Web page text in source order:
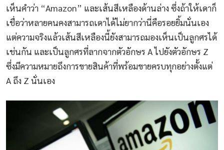
เห็นคำว่า “Amazon” และเส้นสีเหลืองด้านล่าง ซึ่งถ้าให้เดาก็
เชื่อว่าหลายคนคงสามารถเดาได้ไม่ยากว่านี่คือรอยยิ้มนั่นเอง
แต่ความจริงแล้วเส้นสีเหลืองนี้ยังสามารถมองเห็นเป็นลูกศรได้
เช่นกัน และเป็นลูกศรที่ลากจากตัวอักษร A ไปยังตัวอักษร Z
ซึ่งมีความหมายถึงการขายสินค้าที่พร้อมขายครบทุกอย่างตั้งแต่
A ถึง Z นั่นเอง